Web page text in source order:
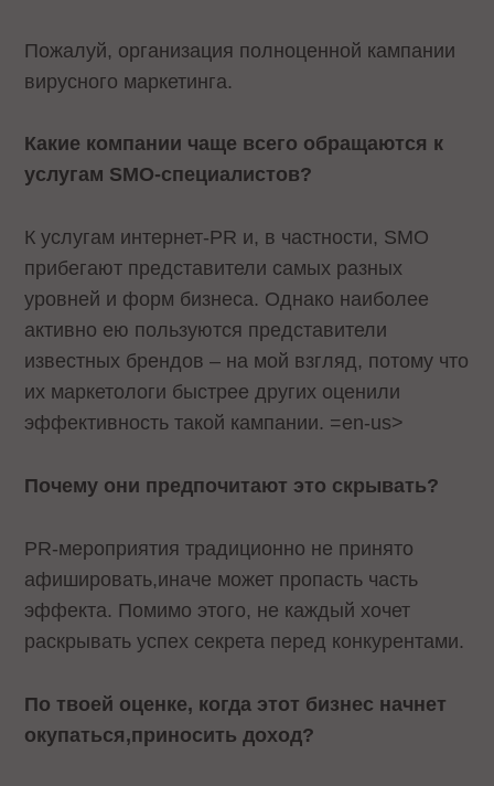
Пожалуй, организация полноценной кампании
вирусного маркетинга.
Какие компании чаще всего обращаются к
услугам SMO-специалистов?
К услугам интернет-PR и, в частности, SMO
прибегают представители самых разных
уровней и форм бизнеса. Однако наиболее
активно ею пользуются представители
известных брендов – на мой взгляд, потому что
их маркетологи быстрее других оценили
эффективность такой кампании. =en-us>
Почему они предпочитают это скрывать?
PR-мероприятия традиционно не принято
афишировать,иначе может пропасть часть
эффекта. Помимо этого, не каждый хочет
раскрывать успех секрета перед конкурентами.
По твоей оценке, когда этот бизнес начнет
окупаться,приносить доход?